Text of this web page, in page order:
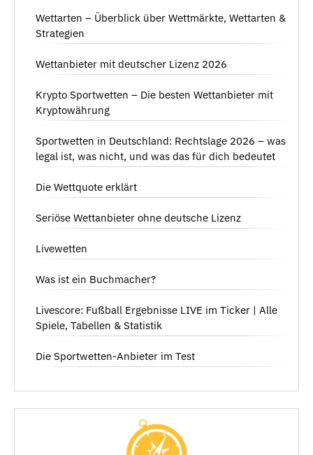
Wettarten – Überblick über Wettmärkte, Wettarten &
Strategien
Wettanbieter mit deutscher Lizenz 2026
Krypto Sportwetten – Die besten Wettanbieter mit
Kryptowährung
Sportwetten in Deutschland: Rechtslage 2026 – was
legal ist, was nicht, und was das für dich bedeutet
Die Wettquote erklärt
Seriöse Wettanbieter ohne deutsche Lizenz
Livewetten
Was ist ein Buchmacher?
Livescore: Fußball Ergebnisse LIVE im Ticker | Alle
Spiele, Tabellen & Statistik
Die Sportwetten-Anbieter im Test